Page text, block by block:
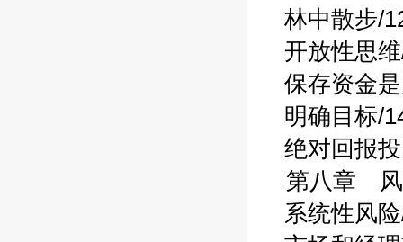
林中散步/
开放性思维
保存资金是
明确目标/
绝对回报投
第八章 风
系统性风险